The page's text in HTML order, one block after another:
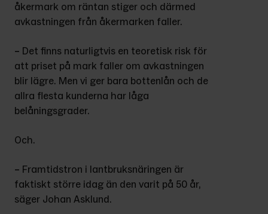
åkermark om räntan stiger och därmed
avkastningen från åkermarken faller.
– Det finns naturligtvis en teoretisk risk för
att priset på mark faller om avkastningen
blir lägre. Men vi ger bara bottenlån och de
allra flesta kunderna har låga
belåningsgrader.
Och.
– Framtidstron i lantbruksnäringen är
faktiskt större idag än den varit på 50 år,
säger Johan Asklund.